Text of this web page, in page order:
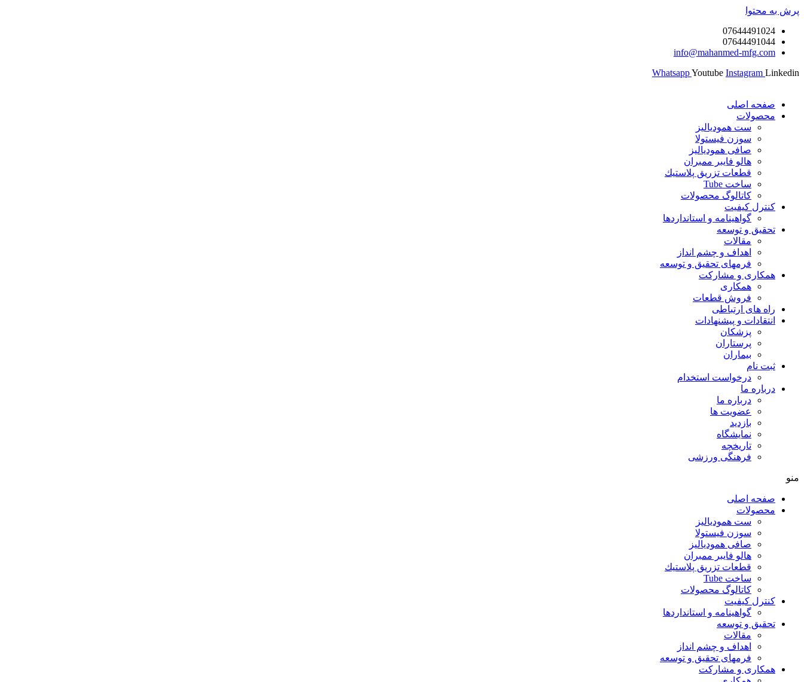
پرش به محتوا
07644491024
07644491044
info@mahanmed-mfg.com
WhatsappYoutube Instagram Linkedin
صفحه اصلی
محصولات
ست همودیالیز
سوزن فیستولا
صافی همودیالیز
هالو فایبر ممبران
قطعات تزريق پلاستيك
ساخت Tube
کاتالوگ محصولات
کنترل کیفیت
گواهينامه و استانداردها
تحقيق و توسعه
مقالات
اهداف و چشم انداز
فرمهای تحقیق و توسعه
همکاری و مشارکت
همکاری
فروش قطعات
راه های ارتباطی
انتقادات و پيشنهادات
پزشكان
پرستاران
بيماران
ثبت نام
درخواست استخدام
درباره ما
درباره ما
عضویت ها
بازدید
نمایشگاه
تاريخچه
فرهنگی ورزشی
منو
صفحه اصلی
محصولات
ست همودیالیز
سوزن فیستولا
صافی همودیالیز
هالو فایبر ممبران
قطعات تزريق پلاستيك
ساخت Tube
کاتالوگ محصولات
کنترل کیفیت
گواهينامه و استانداردها
تحقيق و توسعه
مقالات
اهداف و چشم انداز
فرمهای تحقیق و توسعه
همکاری و مشارکت